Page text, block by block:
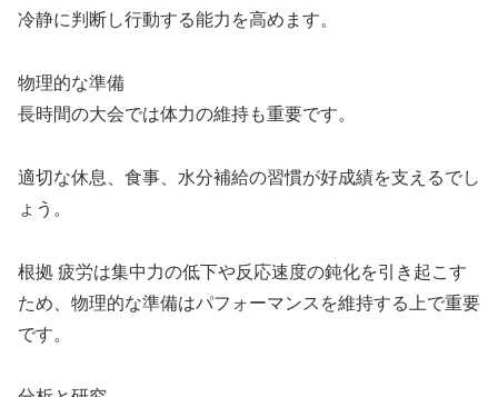
冷静に判断し行動する能力を高めます。
物理的な準備
長時間の大会では体力の維持も重要です。
適切な休息、食事、水分補給の習慣が好成績を支えるでし
ょう。
根拠 疲労は集中力の低下や反応速度の鈍化を引き起こす
ため、物理的な準備はパフォーマンスを維持する上で重要
です。